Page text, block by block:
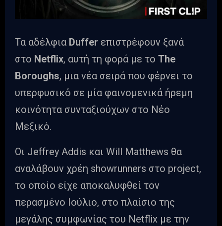
Τα αδέλφια Duffer επιστρέφουν ξανά
στο Netflix, αυτή τη φορά με το The
Boroughs, μια νέα σειρά που φέρνει το
υπερφυσικό σε μία φαινομενικά ήρεμη
κοινότητα συνταξιούχων στο Νέο
Μεξικό.
Οι Jeffrey Addis και Will Matthews θα
αναλάβουν χρέη showrunners στο project,
το οποίο είχε αποκαλυφθεί τον
περασμένο Ιούλιο, στο πλαίσιο της
μεγάλης συμφωνίας του Netflix με την